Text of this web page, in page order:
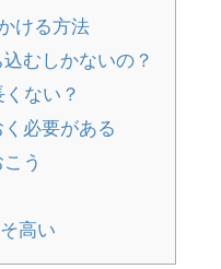
ける方法
むしかないの？
ない？
必要がある
う
高い